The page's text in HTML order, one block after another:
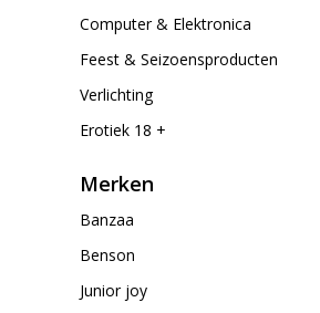
Computer & Elektronica
Feest & Seizoensproducten
Verlichting
Erotiek 18 +
Merken
Banzaa
Benson
Junior joy